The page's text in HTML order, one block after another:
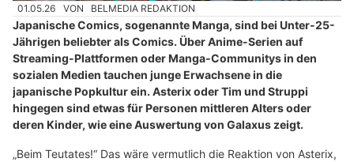
01.05.26 VON BELMEDIA REDAKTION
Japanische Comics, sogenannte Manga, sind bei Unter-25-
Jährigen beliebter als Comics. Über Anime-Serien auf
Streaming-Plattformen oder Manga-Communitys in den
sozialen Medien tauchen junge Erwachsene in die
japanische Popkultur ein. Asterix oder Tim und Struppi
hingegen sind etwas für Personen mittleren Alters oder
deren Kinder, wie eine Auswertung von Galaxus zeigt.
„Beim Teutates!“ Das wäre vermutlich die Reaktion von Asterix,